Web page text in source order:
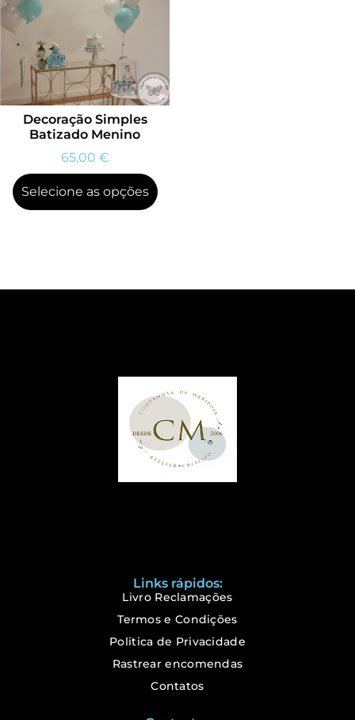
Decoração Simples
Batizado Menino
65,00 €
Selecione as opções
Links rápidos:
Livro Reclamações
Termos e Condições
Politica de Privacidade
Rastrear encomendas
Contatos